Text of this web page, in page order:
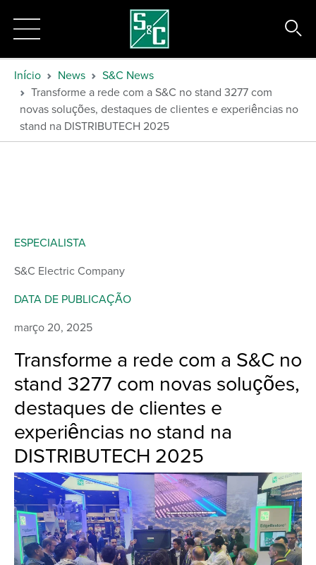
Início News
S&C News
Transforme a rede com a S&C no stand 3277 com
novas soluções, destaques de clientes e experiências no
stand na DISTRIBUTECH 2025
Transforme a rede com a S&C no
stand 3277 com novas soluções,
destaques de clientes e
experiências no stand na
DISTRIBUTECH 2025
ESPECIALISTA
S&C Electric Company
DATA DE PUBLICAÇÃO
março 20, 2025